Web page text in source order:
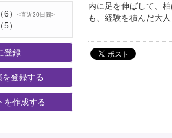
（6） <直近30日間>
（5）
登録
登録する
を作成する
内に足を伸ばして、
も、経験を積んだ大人